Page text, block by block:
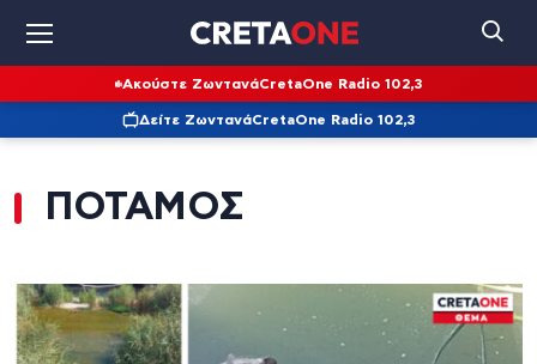
Ακούστε ΖωντανάCretaOne Radio 102,3
Δείτε ΖωντανάCretaOne Radio 102,3
ΠΟΤΑΜΟΣ